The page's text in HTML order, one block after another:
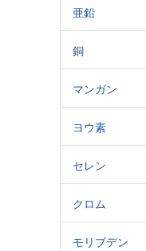
亜鉛
銅
マンガン
ヨウ素
セレン
クロム
モリブデン